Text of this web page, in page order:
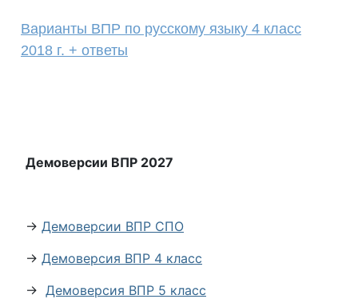
Варианты ВПР по русскому языку 4 класс
2018 г. + ответы
Демоверсии ВПР 2027
→ Демоверсии ВПР СПО
→ Демоверсия ВПР 4 класс
→ Демоверсия ВПР 5 класс